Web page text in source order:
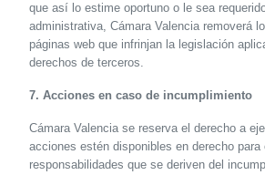
que así lo estime oportuno o le sea
administrativa, Cámara Valencia removerá
páginas web que infrinjan la legislación
derechos de terceros.
7. Acciones en caso de incumplimiento
Cámara Valencia se reserva el derecho a
acciones estén disponibles en derecho para
responsabilidades que se deriven del